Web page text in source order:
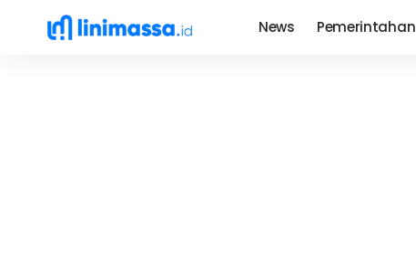
News Pemerintahan